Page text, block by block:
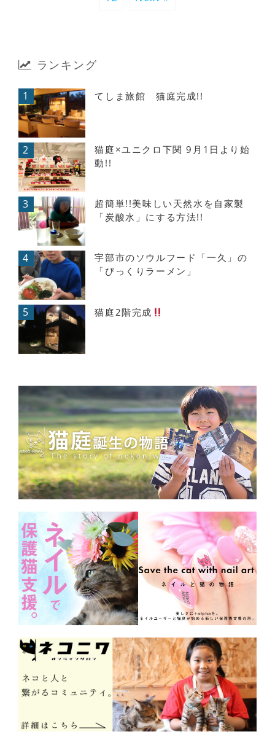
ランキング
1 てしま旅館 猫庭完成!!
2
猫庭×ユニクロ下関 9月1日より始
動!!
3
超簡単!!美味しい天然水を自家製
「炭酸水」にする方法!!
4
宇部市のソウルフード「一久」の
「びっくりラーメン」
5 猫庭2階完成